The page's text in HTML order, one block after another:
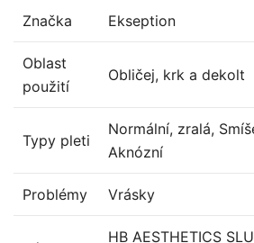
Značka Ekseption
Oblast
použití
Obličej, krk a dekolt
Typy pleti
Normální, zralá,
Aknózní
Problémy Vrásky
HB AESTHETICS